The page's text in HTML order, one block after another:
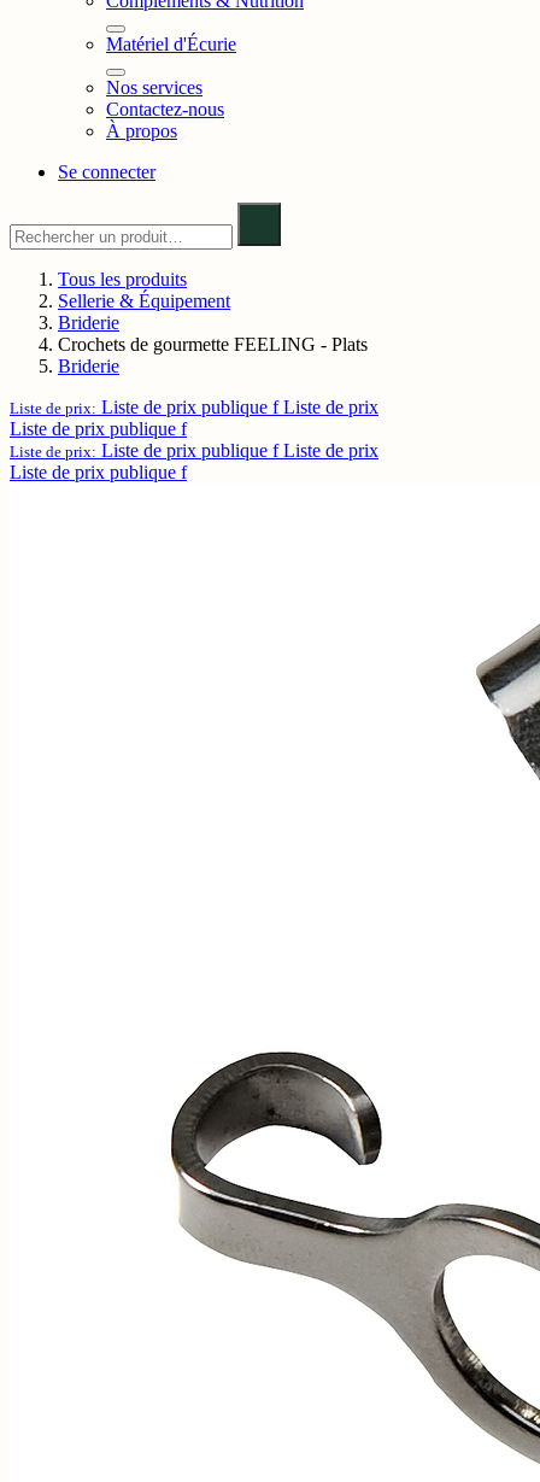
Matériel d'Écurie
Nos services
Contactez-nous
À propos
Se connecter
Tous les produits
Sellerie & Équipement
Briderie
Crochets de gourmette FEELING - Plats
Briderie
Liste de prix: Liste de prix publique f Liste de prix
Liste de prix publique f
Liste de prix: Liste de prix publique f Liste de prix
Liste de prix publique f